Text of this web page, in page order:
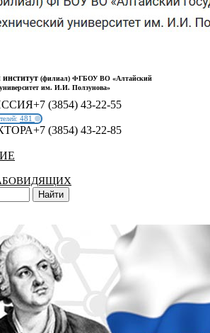
институт (филиал) ФГБОУ ВО «Алтайский
им. И.И. Ползунова»
+7 (3854) 43-22-55
481
+7 (3854) 43-22-85